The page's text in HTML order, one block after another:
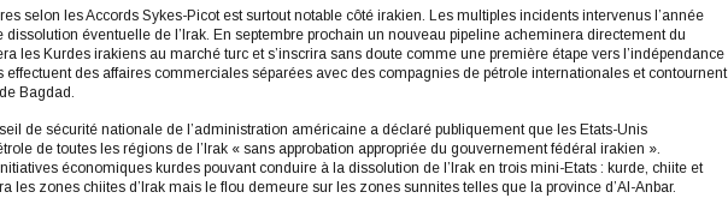
selon les Accords Sykes-Picot est surtout notable côté irakien. Les multiples incidents intervenus l’année
éventuelle de l’Irak. En septembre prochain un nouveau pipeline acheminera directement du
les Kurdes irakiens au marché turc et s’inscrira sans doute comme une première étape vers l’indépendance
effectuent des affaires commerciales séparées avec des compagnies de pétrole internationales et contournent
Bagdad.
de sécurité nationale de l’administration américaine a déclaré publiquement que les Etats-Unis
de toutes les régions de l’Irak « sans approbation appropriée du gouvernement fédéral irakien ».
économiques kurdes pouvant conduire à la dissolution de l’Irak en trois mini-Etats : kurde, chiite et
les zones chiites d’Irak mais le flou demeure sur les zones sunnites telles que la province d’Al-Anbar.